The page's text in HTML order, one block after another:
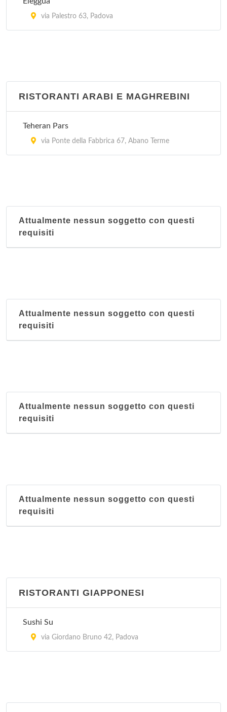
via Palestro 63, Padova
RISTORANTI ARABI E MAGHREBINI
Teheran Pars
via Ponte della Fabbrica 67, Abano Terme
Attualmente nessun soggetto con questi
requisiti
Attualmente nessun soggetto con questi
requisiti
Attualmente nessun soggetto con questi
requisiti
Attualmente nessun soggetto con questi
requisiti
RISTORANTI GIAPPONESI
Sushi Su
via Giordano Bruno 42, Padova